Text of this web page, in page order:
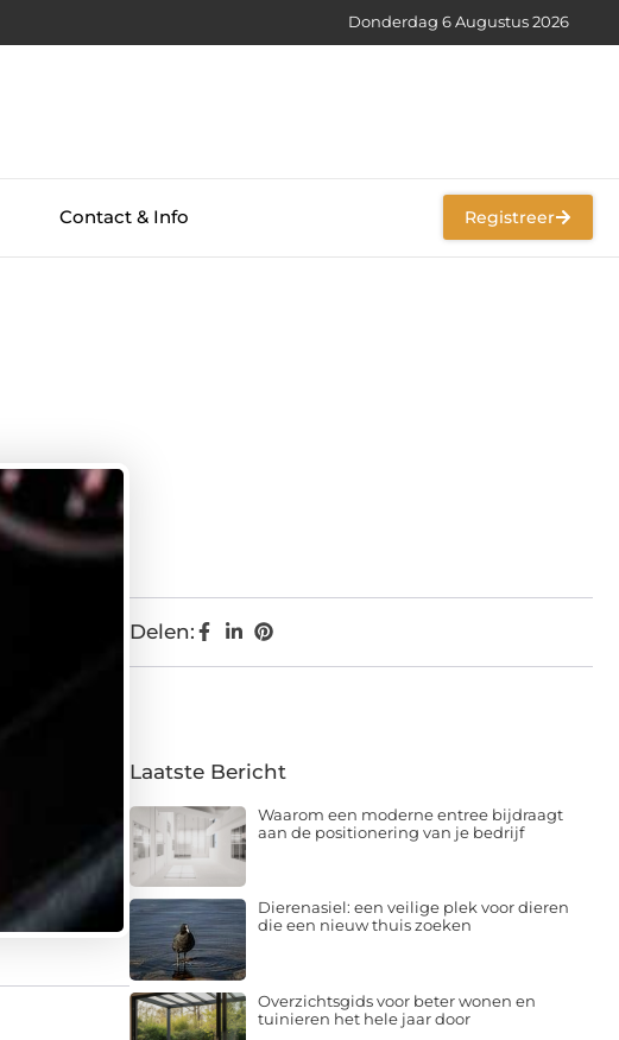
Donderdag 6 Augustus 2026
Contact & Info Registreer
Delen:
Laatste Bericht
Waarom een moderne entree bijdraagt
aan de positionering van je bedrijf
Dierenasiel: een veilige plek voor dieren
die een nieuw thuis zoeken
Overzichtsgids voor beter wonen en
tuinieren het hele jaar door